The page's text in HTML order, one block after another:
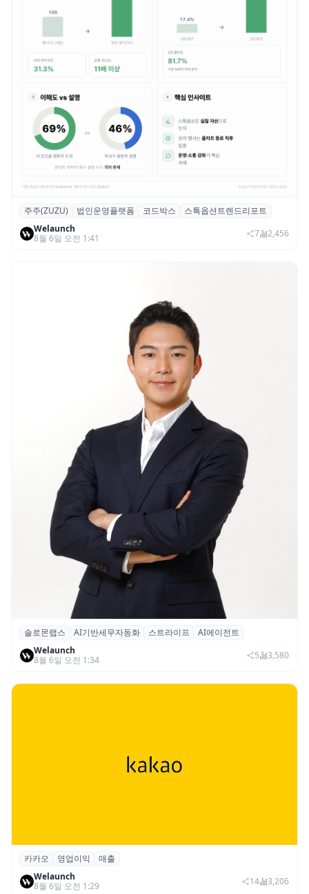
스톡옵션 취소율 2년 만에 18.2%→31.3%…
권리 발생 즉시 행사 비중도 급증
주주(ZUZU) 법인운영플랫폼 코드박스
스톡옵션트렌드리포트
Welaunch
8월 6일 오전 1:41
7 2,456
솔로몬랩스, 스트라이프 출신 이창헌 영입…
절세 전략 AI 에이전트 개발 본격화
솔로몬랩스 AI기반세무자동화 스트라이프
AI에이전트
Welaunch
8월 6일 오전 1:34
5 3,580
카카오, 2026년 2분기 매출 2조985억·영업
이익 2770억…역대 분기 최대
카카오 영업이익
매출
Welaunch
8월 6일 오전 1:29
14 3,206